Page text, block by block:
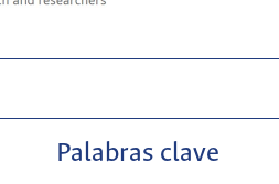
Palabras clave